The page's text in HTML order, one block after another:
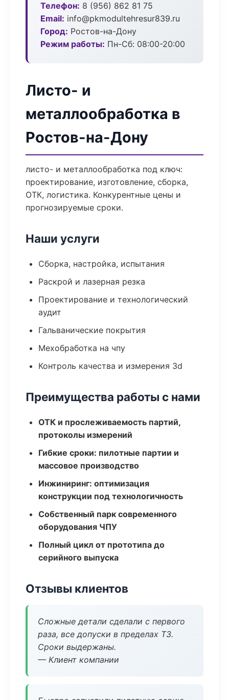
Телефон: 8 (956) 862 81 75
Email: info@pkmodultehresur839.ru
Город: Ростов-на-Дону
Режим работы: Пн-Сб: 08:00-20:00
Листо- и
металлообработка в
Ростов-на-Дону
листо- и металлообработка под ключ:
проектирование, изготовление, сборка,
ОТК, логистика. Конкурентные цены и
прогнозируемые сроки.
Наши услуги
Сборка, настройка, испытания
Раскрой и лазерная резка
Проектирование и технологический
аудит
Гальванические покрытия
Мехобработка на чпу
Контроль качества и измерения 3d
Преимущества работы с нами
ОТК и прослеживаемость партий,
протоколы измерений
Гибкие сроки: пилотные партии и
массовое производство
Инжиниринг: оптимизация
конструкции под технологичность
Собственный парк современного
оборудования ЧПУ
Полный цикл от прототипа до
серийного выпуска
Отзывы клиентов
Сложные детали сделали с первого
раза, все допуски в пределах ТЗ.
Сроки выдержаны.
— Клиент компании